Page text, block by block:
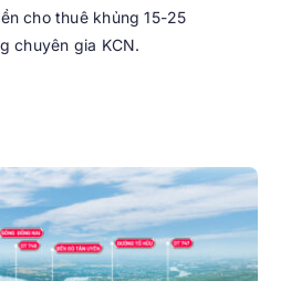
cho thuê khủng 15-25
chuyên gia KCN.